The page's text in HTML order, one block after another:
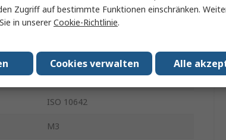
Innensechskant Senkkopf
Innensechskant
Edelstahl
glatt
ISO 10642
M3
Zugriff auf bestimmte Funktionen einschränken.
in unsererCookie-Richtlinie.
Alle
Cookies verwalten